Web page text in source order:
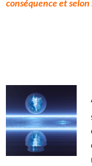
conséquence et